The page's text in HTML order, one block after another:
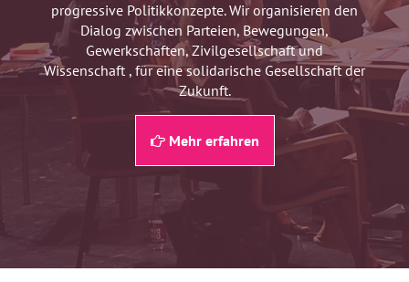
progressive Politikkonzepte. Wir organisieren den
Dialog zwischen Parteien, Bewegungen,
Gewerkschaften, Zivilgesellschaft und
Wissenschaft , für eine solidarische Gesellschaft der
Zukunft.
Mehr erfahren